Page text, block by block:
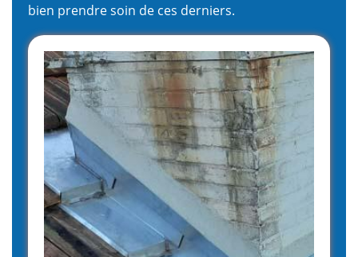
bien prendre soin de ces derniers.